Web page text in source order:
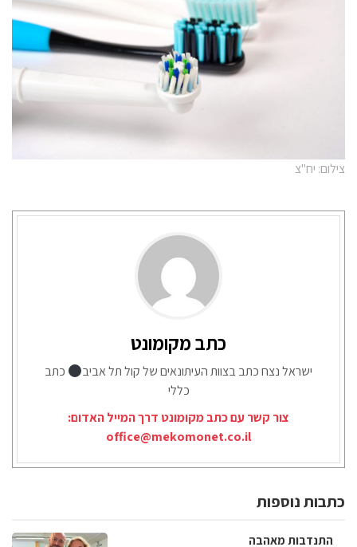
צילום: יח"צ
כתב מקומונט
ישראל נצח כתב בצוות העיתונאים של קול תל אביב
כתב
כללי
צור קשר עם כתב מקומונט דרך המייל האדום:
office@mekomonet.co.il
כתבות נוספות
התנדבות מאהבה